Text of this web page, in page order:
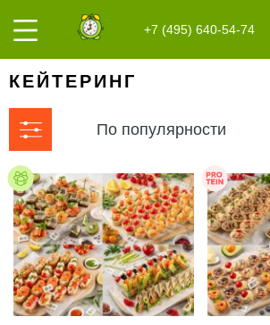
+7 (495) 640-54-74
КЕЙТЕРИНГ
По популярности